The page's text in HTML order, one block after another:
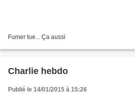
Fumer tue... Ça aussi
Charlie hebdo
Publié le 14/01/2015 à 15:26